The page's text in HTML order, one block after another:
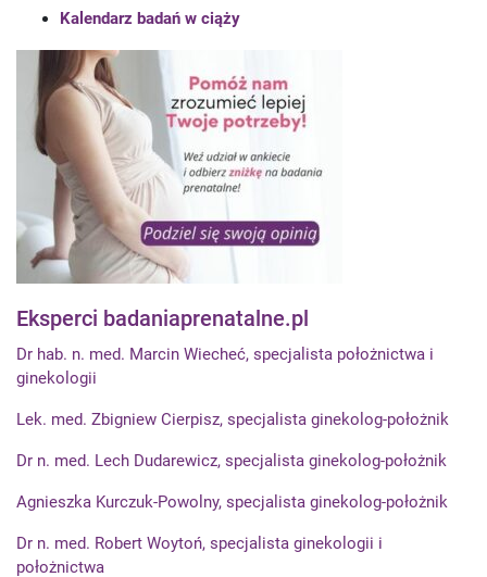
Kalendarz badań w ciąży
Eksperci badaniaprenatalne.pl
Dr hab. n. med. Marcin Wiecheć, specjalista położnictwa i
ginekologii
Lek. med. Zbigniew Cierpisz, specjalista ginekolog-położnik
Dr n. med. Lech Dudarewicz, specjalista ginekolog-położnik
Agnieszka Kurczuk-Powolny, specjalista ginekolog-położnik
Dr n. med. Robert Woytoń, specjalista ginekologii i
położnictwa